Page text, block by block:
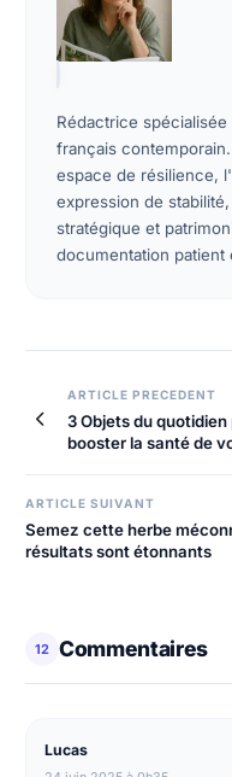
Rédactrice
français
espace de résilience,
expression de
stratégique et
documentation
ARTICLE PRECEDENT
3 Objets du
booster la santé de
ARTICLE SUIVANT
Semez cette herbe
résultats sont étonnants
12 Commentaires
Lucas